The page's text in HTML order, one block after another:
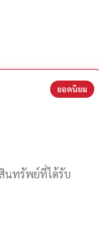
ยอดนิยม
สินทรัพย์ที่ได้รับ